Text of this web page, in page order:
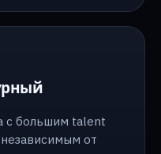
с большим talent
от